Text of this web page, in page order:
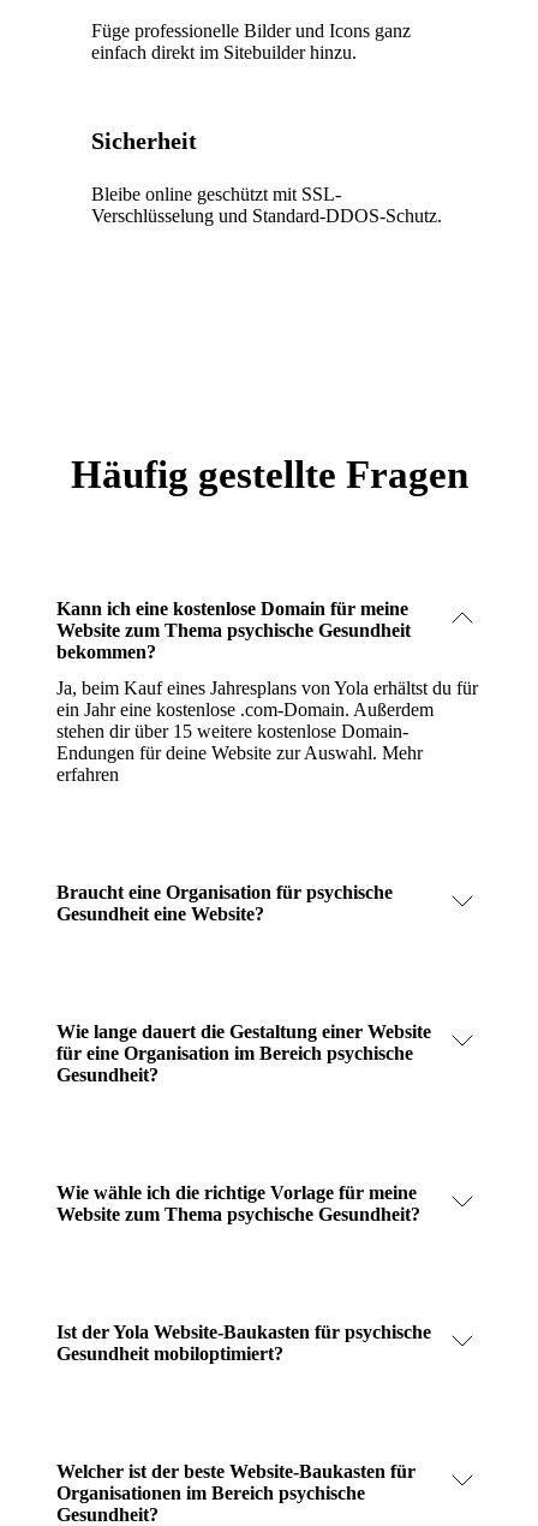
Füge professionelle Bilder und Icons ganz
einfach direkt im Sitebuilder hinzu.
Sicherheit
Bleibe online geschützt mit SSL-
Verschlüsselung und Standard-DDOS-Schutz.
Häufig gestellte Fragen
Kann ich eine kostenlose Domain für meine
Website zum Thema psychische Gesundheit
bekommen?
Ja, beim Kauf eines Jahresplans von Yola erhältst du für
ein Jahr eine kostenlose .com-Domain. Außerdem
stehen dir über 15 weitere kostenlose Domain-
Endungen für deine Website zur Auswahl. Mehr
erfahren
Braucht eine Organisation für psychische
Gesundheit eine Website?
Wie lange dauert die Gestaltung einer Website
für eine Organisation im Bereich psychische
Gesundheit?
Wie wähle ich die richtige Vorlage für meine
Website zum Thema psychische Gesundheit?
Ist der Yola Website-Baukasten für psychische
Gesundheit mobiloptimiert?
Welcher ist der beste Website-Baukasten für
Organisationen im Bereich psychische
Gesundheit?